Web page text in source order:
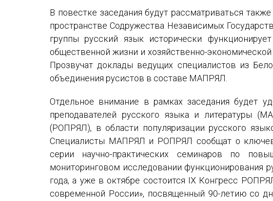
В повестке заседания будут рассматриваться
пространстве Содружества Независимых
группы русский язык исторически
общественной жизни и хозяйственно-
Прозвучат доклады ведущих специалистов из
объединения русистов в составе МАПРЯЛ.
Отдельное внимание в рамках заседания будет
преподавателей русского языка и литературы
(РОПРЯЛ), в области популяризации русского
Специалисты МАПРЯЛ и РОПРЯЛ сообщат о
серии научно-практических семинаров по
мониторинговом исследовании функционирования
года, а уже в октябре состоится IX Конгресс
современной России», посвященный 90-летию со
E-MAIL
СООБЩЕНИЕ